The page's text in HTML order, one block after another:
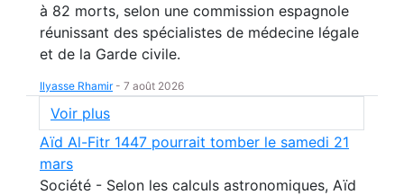
à 82 morts, selon une commission espagnole
réunissant des spécialistes de médecine légale
et de la Garde civile.
Ilyasse Rhamir- 7 août 2026
Voir plus
Aïd Al-Fitr 1447 pourrait tomber le samedi 21
mars
Société - Selon les calculs astronomiques, Aïd